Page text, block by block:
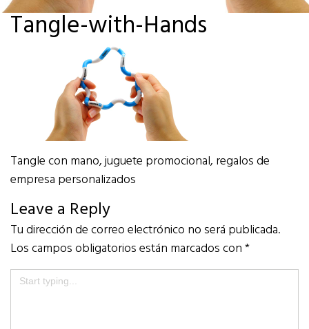
Tangle-with-Hands
Tangle con mano, juguete promocional, regalos de
empresa personalizados
Leave a Reply
Tu dirección de correo electrónico no será publicada.
Los campos obligatorios están marcados con*